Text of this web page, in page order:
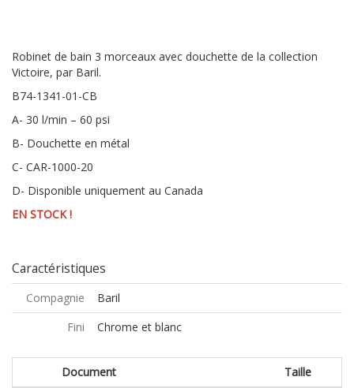
Robinet de bain 3 morceaux avec douchette de la collection
Victoire, par Baril.
B74-1341-01-CB
A- 30 l/min – 60 psi
B- Douchette en métal
C- CAR-1000-20
D- Disponible uniquement au Canada
EN STOCK !
Caractéristiques
Compagnie
Baril
Fini
Chrome et blanc
Document
Taille